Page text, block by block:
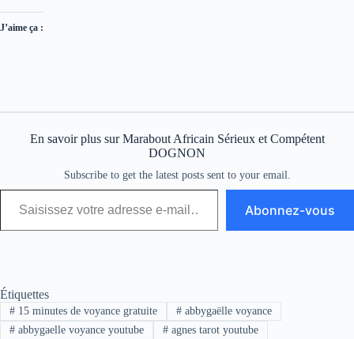
J’aime ça :
En savoir plus sur Marabout Africain Sérieux et Compétent
DOGNON
Subscribe to get the latest posts sent to your email.
Abonnez-vous
Étiquettes
#15 minutes de voyance gratuite #abbygaëlle voyance
#abbygaelle voyance youtube #agnes tarot youtube